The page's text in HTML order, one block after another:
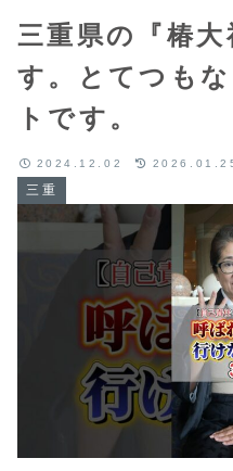
三重県の『椿
す。とてつも
トです。
三重
2024.12.02